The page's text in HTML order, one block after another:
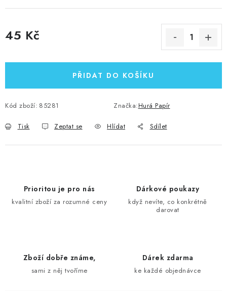
45 Kč
PŘIDAT DO KOŠÍKU
Kód zboží: 85281 Značka:Hurá Papír
Tisk Zeptat se Hlídat Sdílet
Prioritou je pro nás
kvalitní zboží za rozumné ceny
Dárkové poukazy
když nevíte, co konkrétně
darovat
Zboží dobře známe,
sami z něj tvoříme
Dárek zdarma
ke každé objednávce